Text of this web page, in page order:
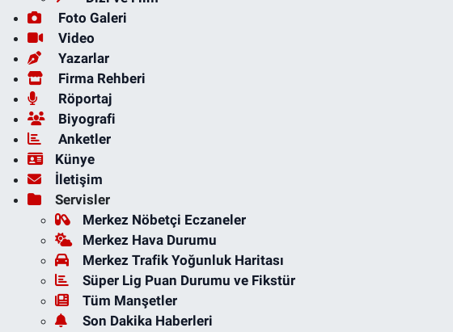
Foto Galeri
Video
Yazarlar
Firma Rehberi
Röportaj
Biyografi
Anketler
Künye
İletişim
Servisler
Merkez Nöbetçi Eczaneler
Merkez Hava Durumu
Merkez Trafik Yoğunluk Haritası
Süper Lig Puan Durumu ve Fikstür
Tüm Manşetler
Son Dakika Haberleri